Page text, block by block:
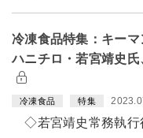
冷凍食品特集：キー
ハニチロ・若宮靖史氏
冷凍食品 特集
◇若宮靖史常務執行